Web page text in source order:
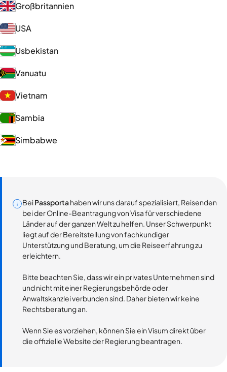
Großbritannien
USA
Usbekistan
Vanuatu
Vietnam
Sambia
Simbabwe
BeiPassportahaben wir uns darauf spezialisiert, Reisenden
bei der Online-Beantragung von Visa für verschiedene
Länder auf der ganzen Welt zu helfen. Unser Schwerpunkt
liegt auf der Bereitstellung von fachkundiger
Unterstützung und Beratung, um die Reiseerfahrung zu
erleichtern.
Bitte beachten Sie, dass wir ein privates Unternehmen sind
und nicht mit einer Regierungsbehörde oder
Anwaltskanzlei verbunden sind. Daher bieten wir keine
Rechtsberatung an.
Wenn Sie es vorziehen, können Sie ein Visum direkt über
die offizielle Website der Regierung beantragen.